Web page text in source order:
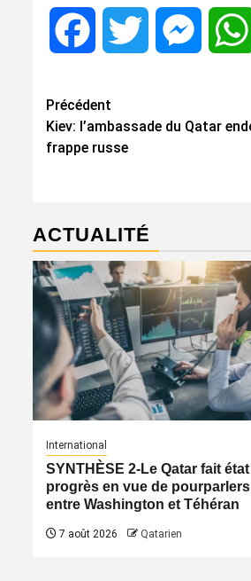
Facebook Twitter
Navigation
d’article
Précédent
Kiev: l’ambassade du Qatar
frappe russe
ACTUALITÉ
International
SYNTHÈSE 2-Le Qatar fait
progrès en vue de pourparlers
entre Washington et Téhéran
7 août 2026 Qatarien